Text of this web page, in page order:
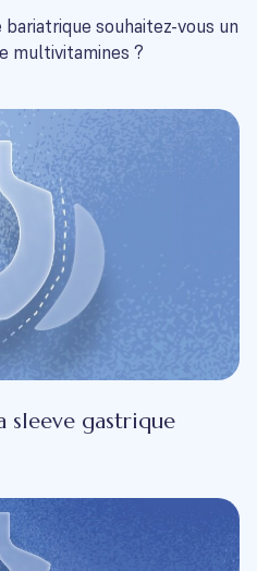
souhaitez-vous un
multivitamines ?
sleeve gastrique